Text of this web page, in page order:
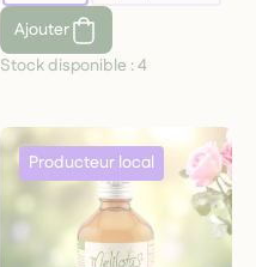
Ajouter
Stock disponible :4